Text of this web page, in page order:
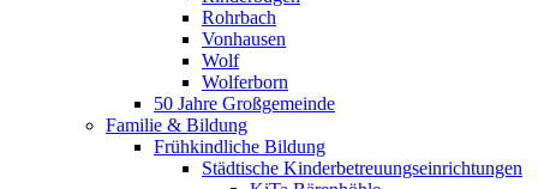
Rohrbach
Vonhausen
Wolf
Wolferborn
50 Jahre Großgemeinde
Familie & Bildung
Frühkindliche Bildung
Städtische Kinderbetreuungseinrichtungen